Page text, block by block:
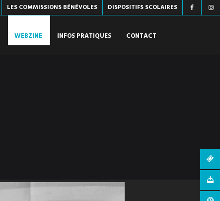
LES COMMISSIONS BÉNÉVOLES DISPOSITIFS SCOLAIRES
WEBZINE INFOS PRATIQUES CONTACT